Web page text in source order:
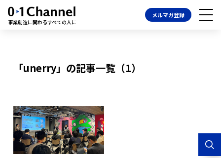
事業創造に関わるすべての人に
メルマガ登録
「unerry」の記事一覧（1）